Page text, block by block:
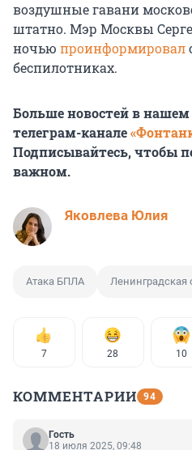
воздушные гавани
штатно. Мэр Москвы
ночью проинформировал
беспилотниках.
Больше новостей в
телеграм-канале
Подписывайтесь, чтобы
важном.
Яковлева Юлия
Атака БПЛА Ленинградская
7 28 10
КОММЕНТАРИИ 94
Гость
18 июля 2025, 09:48